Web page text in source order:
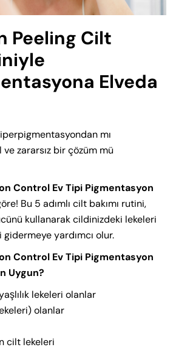
Peeling Cilt
Elveda
mı
zararsız bir çözüm mü
Control Ev Tipi Pigmentasyon
Bu 5 adımlı cilt bakımı rutini,
kullanarak cildinizdeki lekeleri
yardımcı olur.
Control Ev Tipi Pigmentasyon
Uygun?
lekeleri olanlar
olanlar
cilt lekeleri